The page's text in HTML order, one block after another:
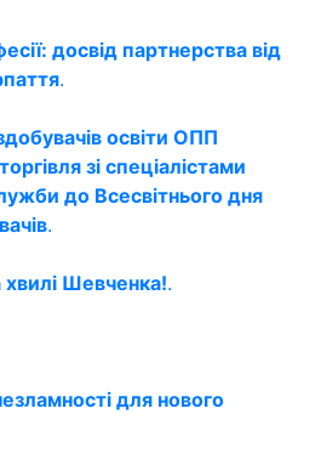
досвід партнерства від
.
освіти ОПП
зі спеціалістами
до Всесвітнього дня
.
Шевченка!.
для нового